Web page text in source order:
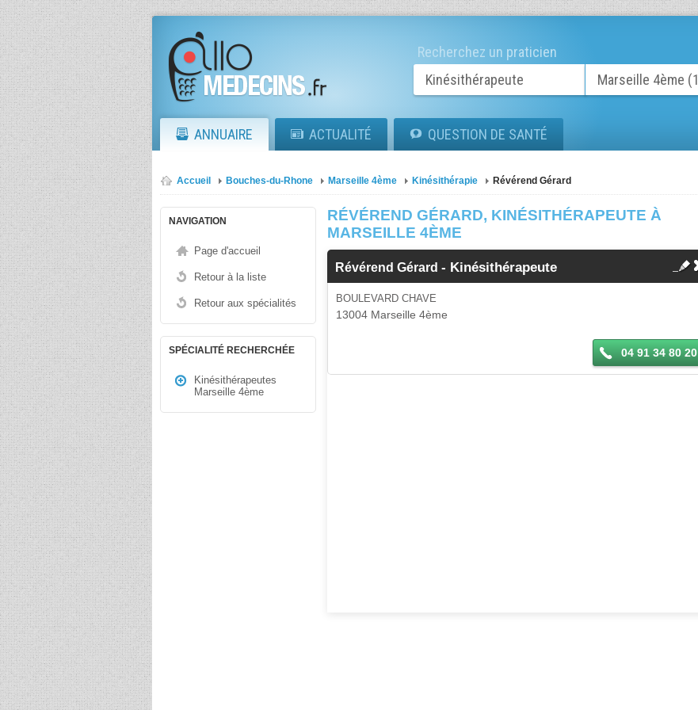
Recherchez un praticien
ANNUAIRE ACTUALITÉ QUESTION DE SANTÉ
Accueil Bouches-du-Rhone Marseille 4ème Kinésithérapie Révérend Gérard
NAVIGATION
Page d'accueil
Retour à la liste
Retour aux spécialités
SPÉCIALITÉ RECHERCHÉE
Kinésithérapeutes
Marseille 4ème
RÉVÉREND GÉRARD, KINÉSITHÉRAPEUTE À
MARSEILLE 4ÈME
Révérend Gérard- Kinésithérapeute
BOULEVARD CHAVE
13004 Marseille 4ème
04 91 34 80 20